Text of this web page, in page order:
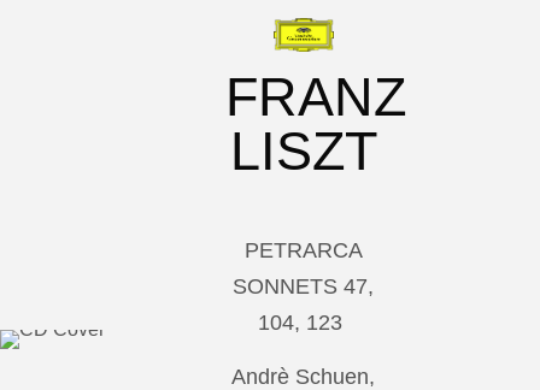
FRANZ
LISZT
PETRARCA
SONNETS 47,
104, 123
Andrè Schuen,